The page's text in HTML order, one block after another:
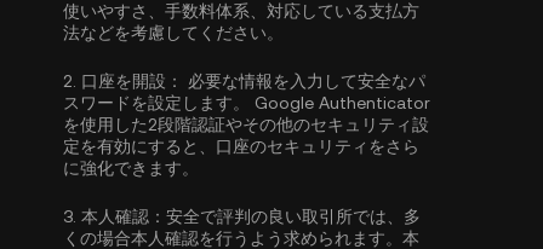
使いやすさ、手数料体系、対応している支払方
法などを考慮してください。
2. 口座を開設： 必要な情報を入力して安全なパ
スワードを設定します。 Google Authenticator
を使用した2段階認証やその他のセキュリティ設
定を有効にすると、口座のセキュリティをさら
に強化できます。
3. 本人確認： 安全で評判の良い取引所では、多
くの場合本人確認を行うよう求められます。本